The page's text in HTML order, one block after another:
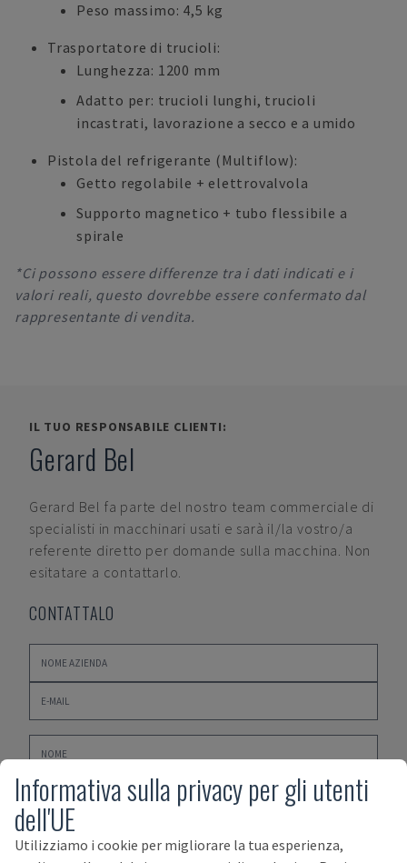
Peso massimo: 4,5 kg
Trasportatore di trucioli:
Lunghezza: 1200 mm
Adatto per: trucioli lunghi, trucioli
incastrati, lavorazione a secco e a umido
Pistola del refrigerante (Multiflow):
Getto regolabile + elettrovalvola
Supporto magnetico + tubo flessibile a
spirale
*Ci possono essere differenze tra i dati indicati e i
valori reali, questo dovrebbe essere confermato dal
rappresentante di vendita.
IL TUO RESPONSABILE CLIENTI:
Gerard Bel
Gerard Bel fa parte del nostro team commerciale di
specialisti in macchinari usati e sarà il/la vostro/a
referente diretto per domande sulla macchina. Non
esitatare a contattarlo.
CONTATTALO
Informativa sulla privacy per gli utenti
dell'UE
Utilizziamo i cookie per migliorare la tua esperienza,